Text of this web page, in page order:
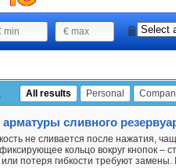
All results Personal
не сливается после нажатия,
кольцо вокруг кнопок –
потеря гибкости требуют